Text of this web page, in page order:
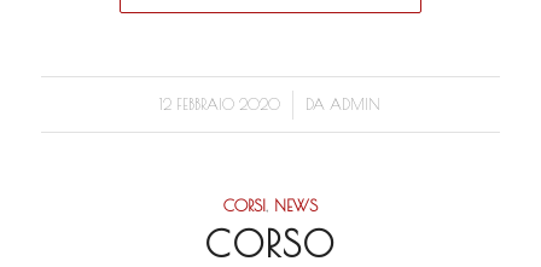
12 FEBBRAIO 2020
/ DAADMIN
CORSI, NEWS
CORSO